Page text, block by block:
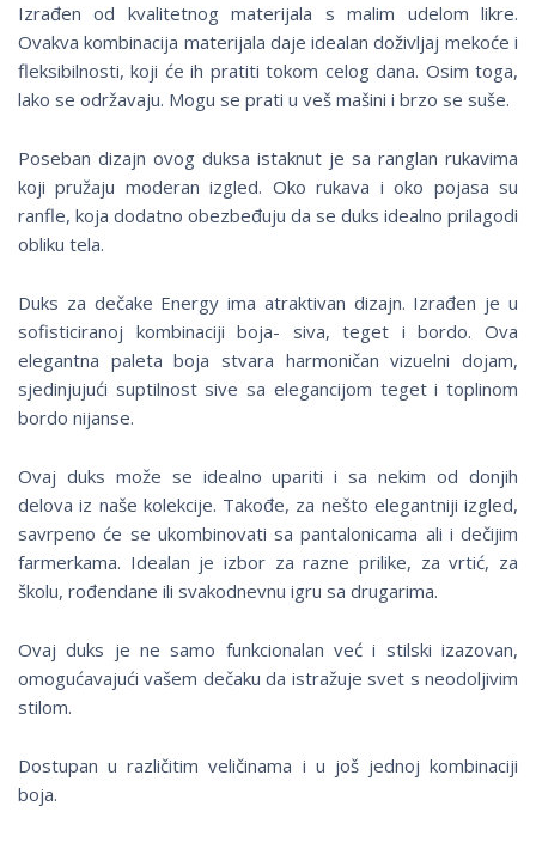
Izrađen od kvalitetnog materijala s malim udelom likre.
Ovakva kombinacija materijala daje idealan doživljaj mekoće i
fleksibilnosti, koji će ih pratiti tokom celog dana. Osim toga,
lako se održavaju. Mogu se prati u veš mašini i brzo se suše.
Poseban dizajn ovog duksa istaknut je sa ranglan rukavima
koji pružaju moderan izgled. Oko rukava i oko pojasa su
ranfle, koja dodatno obezbeđuju da se duks idealno prilagodi
obliku tela.
Duks za dečake Energy ima atraktivan dizajn. Izrađen je u
sofisticiranoj kombinaciji boja- siva, teget i bordo. Ova
elegantna paleta boja stvara harmoničan vizuelni dojam,
sjedinjujući suptilnost sive sa elegancijom teget i toplinom
bordo nijanse.
Ovaj duks može se idealno upariti i sa nekim od donjih
delova iz naše kolekcije. Takođe, za nešto elegantniji izgled,
savrpeno će se ukombinovati sa pantalonicama ali i dečijim
farmerkama. Idealan je izbor za razne prilike, za vrtić, za
školu, rođendane ili svakodnevnu igru sa drugarima.
Ovaj duks je ne samo funkcionalan već i stilski izazovan,
omogućavajući vašem dečaku da istražuje svet s neodoljivim
stilom.
Dostupan u različitim veličinama i u još jednoj kombinaciji
boja.